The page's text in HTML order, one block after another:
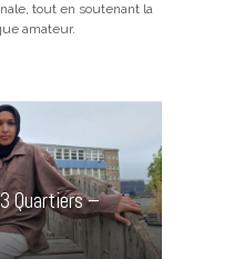
tout en soutenant la
amateur.
Quartiers –